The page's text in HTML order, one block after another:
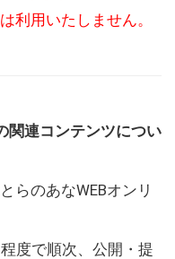
利用いたしません。
関連コンテンツについ
らのあなWEBオンリ
度で順次、公開・提